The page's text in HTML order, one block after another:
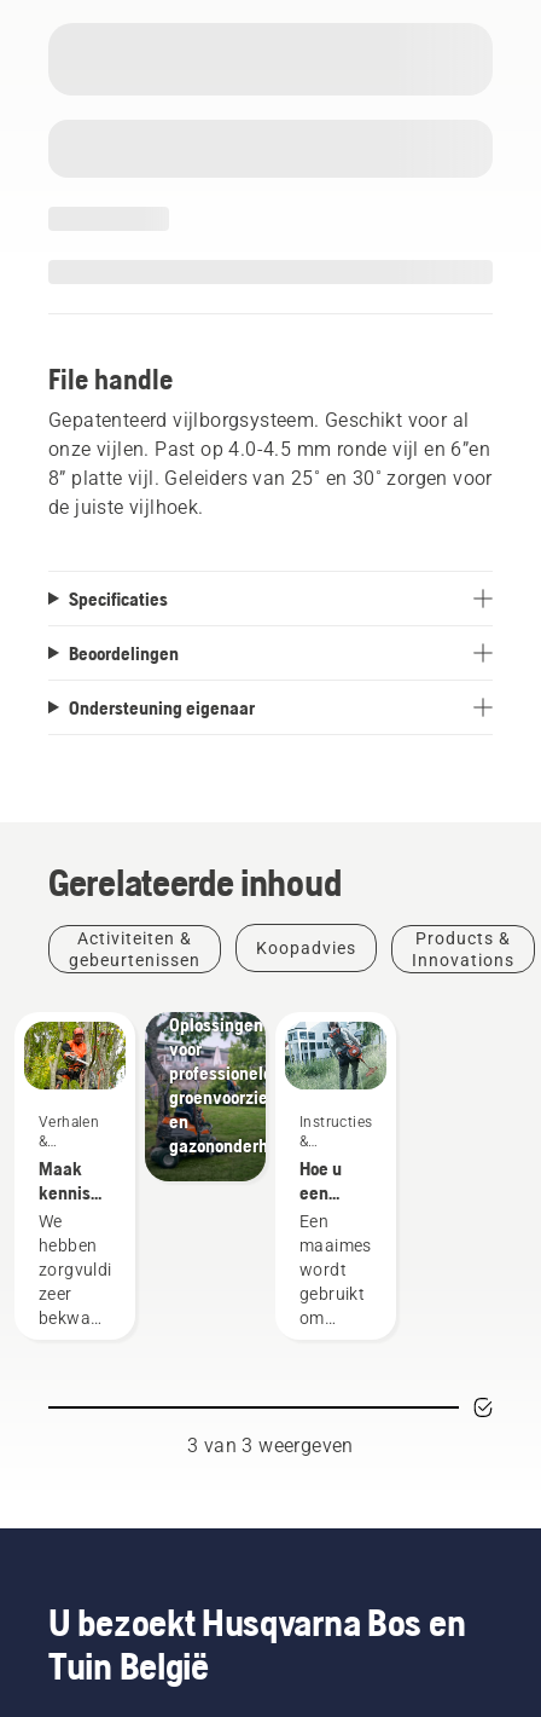
File handle
Gepatenteerd vijlborgsysteem. Geschikt voor al
onze vijlen. Past op 4.0-4.5 mm ronde vijl en 6”en
8” platte vijl. Geleiders van 25˚ en 30˚ zorgen voor
de juiste vijlhoek.
Specificaties
Beoordelingen
Ondersteuning eigenaar
Gerelateerde inhoud
Activiteiten &
gebeurtenissen
Koopadvies
Products &
Innovations
Verhalen
&
inspiratie
Maak
kennis
met het
Husqvarna
H-Team -
onze
meest
We
hebben
zorgvuldig
zeer
bekwame
geselecteerd
plantsoenonderhoud
en die
daarin
het
Oplossingen
voor
professionele
groenvoorziening
en
gazononderhoud
Instructies's
&
handleidingen
Hoe u
een
maaimes
slijpt
Een
maaimes
wordt
gebruikt
om
maaien
waarvoor
is. Een
3 van 3 weergeven
U bezoekt Husqvarna Bos en
Tuin België